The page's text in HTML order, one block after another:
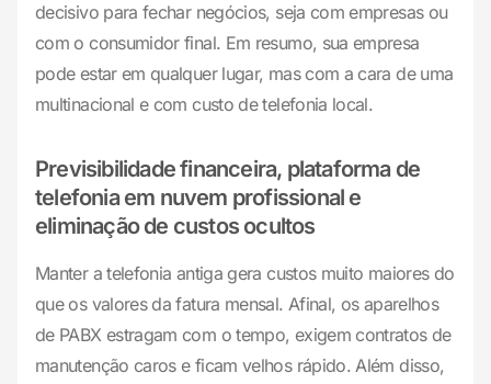
decisivo para fechar negócios, seja com empresas ou
com o consumidor final. Em resumo, sua empresa
pode estar em qualquer lugar, mas com a cara de uma
multinacional e com custo de telefonia local.
Previsibilidade financeira, plataforma de
telefonia em nuvem profissional e
eliminação de custos ocultos
Manter a telefonia antiga gera custos muito maiores do
que os valores da fatura mensal. Afinal, os aparelhos
de PABX estragam com o tempo, exigem contratos de
manutenção caros e ficam velhos rápido. Além disso,